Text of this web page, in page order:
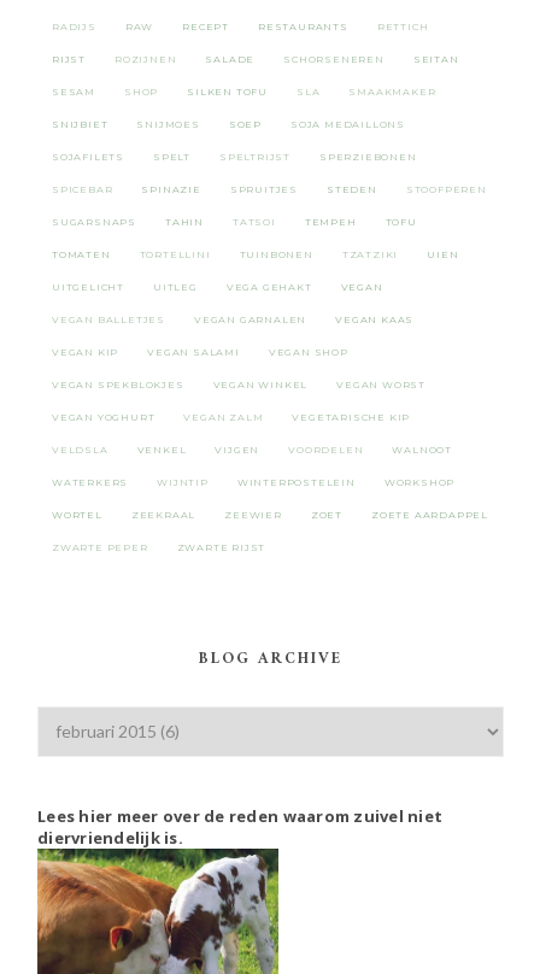
RADIJS RAW RECEPT RESTAURANTS RETTICH
RIJST ROZIJNEN SALADE SCHORSENEREN SEITAN
SESAM SHOP SILKEN TOFU SLA SMAAKMAKER
SNIJBIET SNIJMOES SOEP SOJA MEDAILLONS
SOJAFILETS SPELT SPELTRIJST SPERZIEBONEN
SPICEBAR SPINAZIE SPRUITJES STEDEN STOOFPEREN
SUGARSNAPS TAHIN TATSOI TEMPEH TOFU
TOMATEN TORTELLINI TUINBONEN TZATZIKI UIEN
UITGELICHT UITLEG VEGA GEHAKT VEGAN
VEGAN BALLETJES VEGAN GARNALEN VEGAN KAAS
VEGAN KIP VEGAN SALAMI VEGAN SHOP
VEGAN SPEKBLOKJES VEGAN WINKEL VEGAN WORST
VEGAN YOGHURT VEGAN ZALM VEGETARISCHE KIP
VELDSLA VENKEL VIJGEN VOORDELEN WALNOOT
WATERKERS WIJNTIP WINTERPOSTELEIN WORKSHOP
WORTEL ZEEKRAAL ZEEWIER ZOET ZOETE AARDAPPEL
ZWARTE PEPER ZWARTE RIJST
BLOG ARCHIVE
Lees hier meer over de reden waarom zuivel niet
diervriendelijk is.